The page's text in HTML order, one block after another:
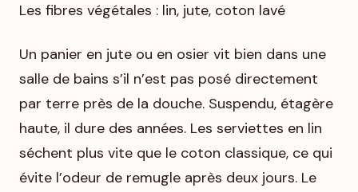
Les fibres végétales : lin, jute, coton lavé
Un panier en jute ou en osier vit bien dans une
salle de bains s’il n’est pas posé directement
par terre près de la douche. Suspendu, étagère
haute, il dure des années. Les serviettes en lin
séchent plus vite que le coton classique, ce qui
évite l’odeur de remugle après deux jours. Le